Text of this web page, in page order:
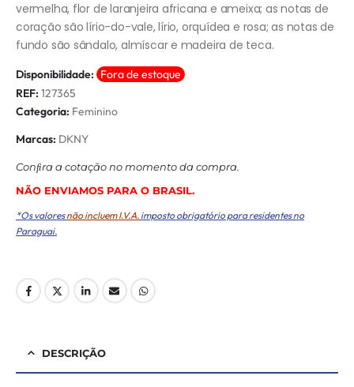
vermelha, flor de laranjeira africana e ameixa; as notas de
coração são lírio-do-vale, lírio, orquídea e rosa; as notas de
fundo são sândalo, almíscar e madeira de teca.
Disponibilidade: Fora de estoque
REF: 127365
Categoria: Feminino
Marcas: DKNY
Conﬁra a cotação no momento da compra.
NÃO ENVIAMOS PARA O BRASIL.
*Os valoresnão incluem I.V.A. imposto obrigatório para residentes no
Paraguai.
DESCRIÇÃO